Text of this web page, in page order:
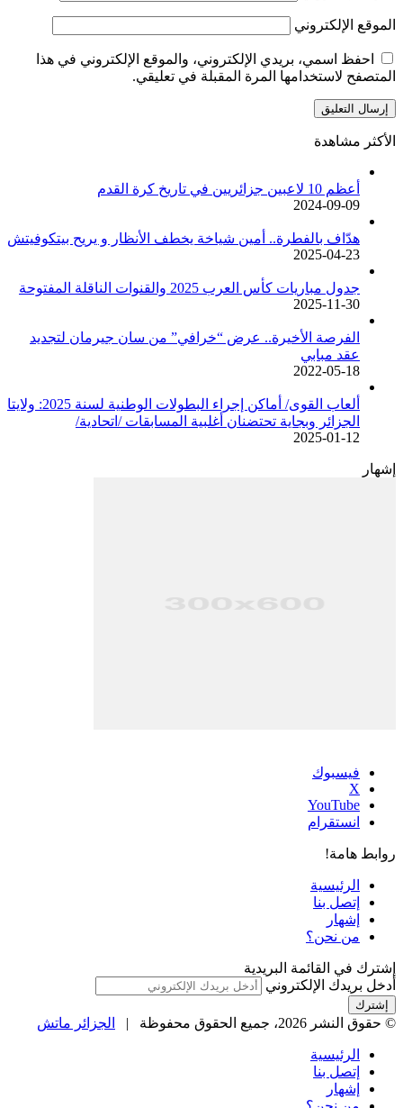
الموقع الإلكتروني
احفظ اسمي، بريدي الإلكتروني، والموقع الإلكتروني في هذا
المتصفح لاستخدامها المرة المقبلة في تعليقي.
الأكثر مشاهدة
أعظم 10 لاعبين جزائريين في تاريخ كرة القدم
2024-09-09
هدّاف بالفطرة.. أمين شياخة يخطف الأنظار و يريح بيتكوفيتش
2025-04-23
جدول مباريات كأس العرب 2025 والقنوات الناقلة المفتوحة
2025-11-30
الفرصة الأخيرة.. عرض “خرافي” من سان جيرمان لتجديد
عقد مبابي
2022-05-18
ألعاب القوى/ أماكن إجراء البطولات الوطنية لسنة 2025: ولايتا
الجزائر وبجاية تحتضنان أغلبية المسابقات /اتحادية/
2025-01-12
إشهار
فيسبوك
‫X
‫YouTube
انستقرام
روابط هامة!
الرئيسية
إتصل بنا
إشهار
من نحن؟
إشترك في القائمة البريدية
أدخل بريدك الإلكتروني
© حقوق النشر 2026، جميع الحقوق محفوظة | الجزائر ماتش
الرئيسية
إتصل بنا
إشهار